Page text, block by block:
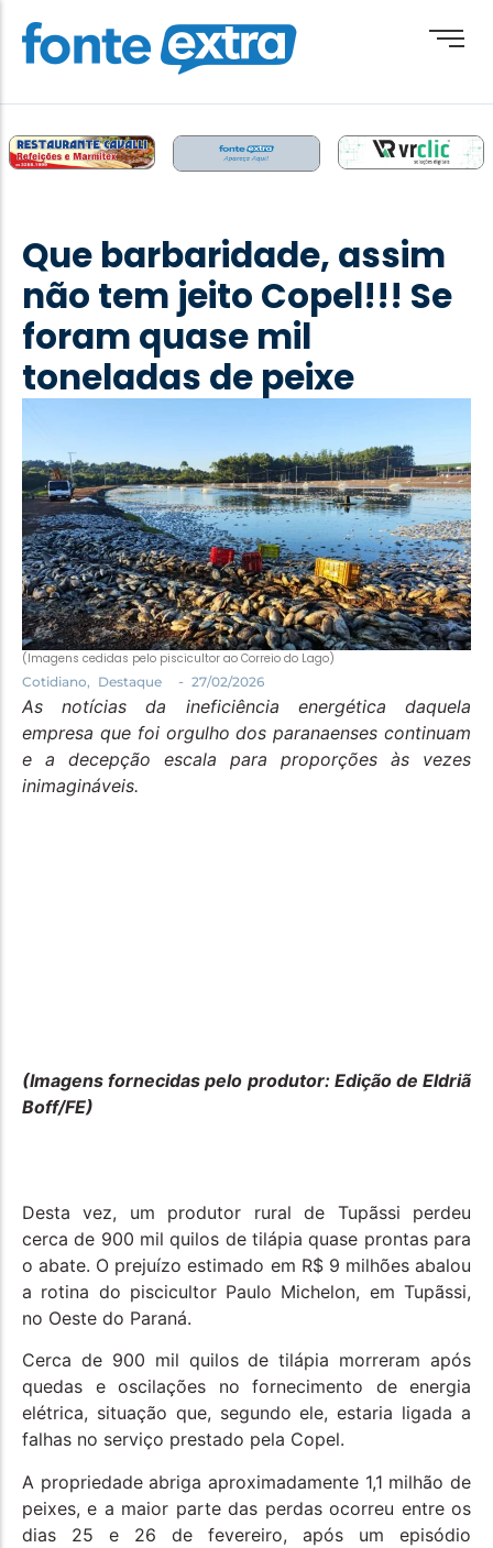
Destaque
Esporte
Geral
Obituário
Paraná
Política
Santa Helena e Região
Saúde e Bem-Estar
Que barbaridade, assim
não tem jeito Copel!!! Se
foram quase mil
toneladas de peixe
(Imagens cedidas pelo piscicultor ao Correio do Lago)
Cotidiano, Destaque - 27/02/2026
As notícias da ineficiência energética daquela
empresa que foi orgulho dos paranaenses continuam
e a decepção escala para proporções às vezes
inimagináveis.
(Imagens fornecidas pelo produtor: Edição de Eldriã
Boff/FE)
Desta vez, um produtor rural de Tupãssi perdeu
cerca de 900 mil quilos de tilápia quase prontas para
o abate. O prejuízo estimado em R$ 9 milhões abalou
a rotina do piscicultor Paulo Michelon, em Tupãssi,
no Oeste do Paraná.
Cerca de 900 mil quilos de tilápia morreram após
quedas e oscilações no fornecimento de energia
elétrica, situação que, segundo ele, estaria ligada a
falhas no serviço prestado pela Copel.
A propriedade abriga aproximadamente 1,1 milhão de
peixes, e a maior parte das perdas ocorreu entre os
dias 25 e 26 de fevereiro, após um episódio